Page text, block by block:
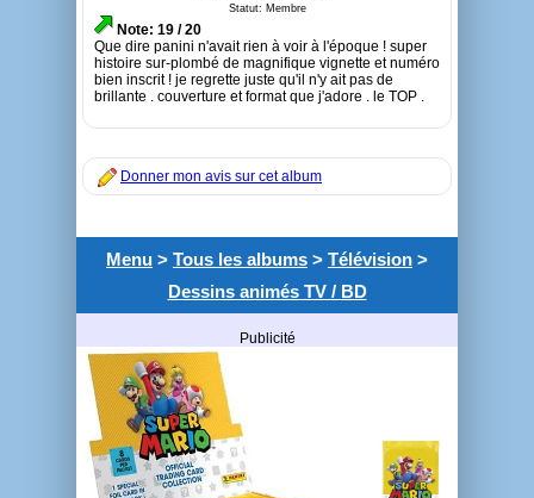
Statut: Membre
Note: 19 / 20
Que dire panini n'avait rien à voir à l'époque ! super
histoire sur-plombé de magnifique vignette et numéro
bien inscrit ! je regrette juste qu'il n'y ait pas de
brillante . couverture et format que j'adore . le TOP .
Donner mon avis sur cet album
Menu > Tous les albums > Télévision >
Dessins animés TV / BD
Publicité